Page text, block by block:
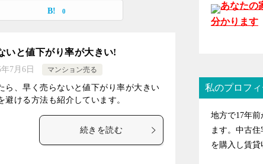
0
いと値下がり率が大きい!
7月6日 マンション売る
ら、早く売らないと値下がり率が大きい
ける方法も紹介しています。
続きを読む
あなたの
分かります
私のプロフ
地方で17年
ます。中古住
を購入し賃貸